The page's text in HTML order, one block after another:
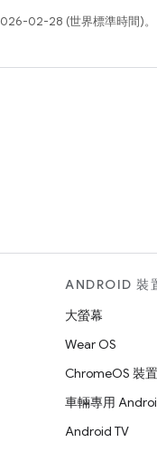
02-28 (世界標準時間)。
ANDROID 裝
大螢幕
Wear OS
ChromeOS 裝置
車輛專用
Android TV